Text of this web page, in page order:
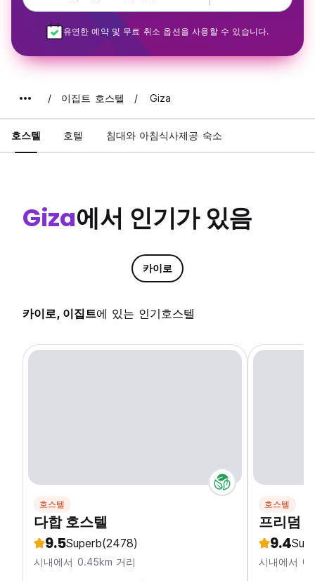
유연한 예약 및 무료 취소 옵션을 사용할 수 있습니다.
이집트 호스텔 Giza
호스텔 호텔 침대와 아침식사제공 숙소
Giza에서 인기가 있음
카이로
카이로, 이집트에 있는 인기호스텔
호스텔
다합 호스텔
9.5Superb(2478)
시내에서 0.45km 거리
호스텔
프리덤
9.4
시내에서